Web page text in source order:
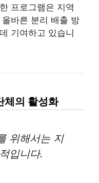
프로그램은 지역
바른 분리 배출 방
기여하고 있습니
체의 활성화
위해서는 지
입니다.